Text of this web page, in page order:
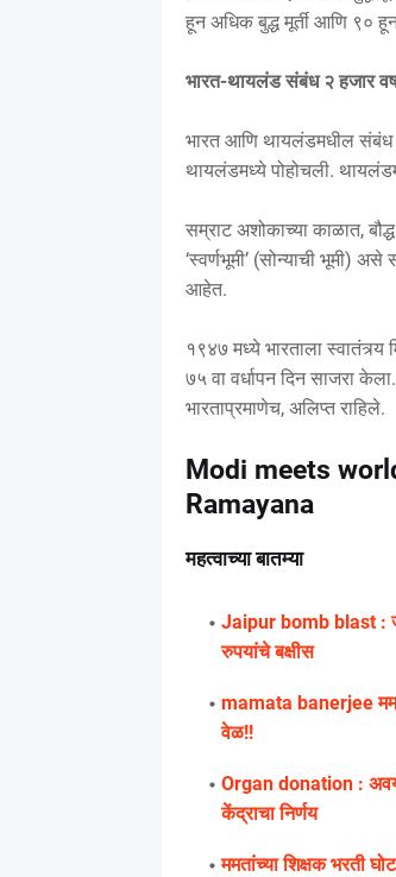
हून अधिक बुद्ध मूर्ती आणि ९०
भारत-थायलंड संबंध २ हजार
भारत आणि थायलंडमधील संबंध
थायलंडमध्ये पोहोचली.
सम्राट अशोकाच्या काळात,
‘स्वर्णभूमी’ (सोन्याची भूमी)
आहेत.
१९४७ मध्ये भारताला
७५ वा वर्धापन दिन साजरा
भारताप्रमाणेच, अलिप्त राहिले.
Modi meets
Ramayana
महत्वाच्या बातम्या
Jaipur bomb blast :
रुपयांचे बक्षीस
mamata banerjee
वेळ!!
Organ donation :
केंद्राचा निर्णय
ममतांच्या शिक्षक भरती